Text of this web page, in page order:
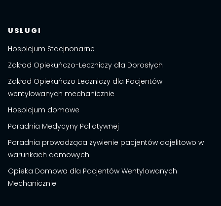
USŁUGI
Hospicjum Stacjnonarne
Zakład Opiekuńczo-Leczniczy dla Dorosłych
Zakład Opiekuńczo Leczniczy dla Pacjentów
wentylowanych mechanicznie
Hospicjum domowe
Poradnia Medycyny Paliatywnej
Poradnia prowadząca żywienie pacjentów dojelitowo w
warunkach domowych
Opieka Domowa dla Pacjentów Wentylowanych
Mechanicznie